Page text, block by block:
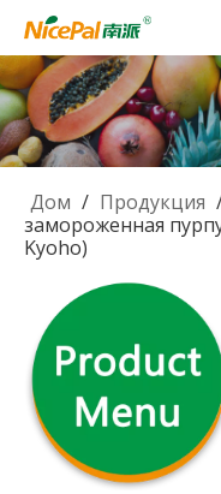
Дом / Продукция
замороженная
Kyoho)